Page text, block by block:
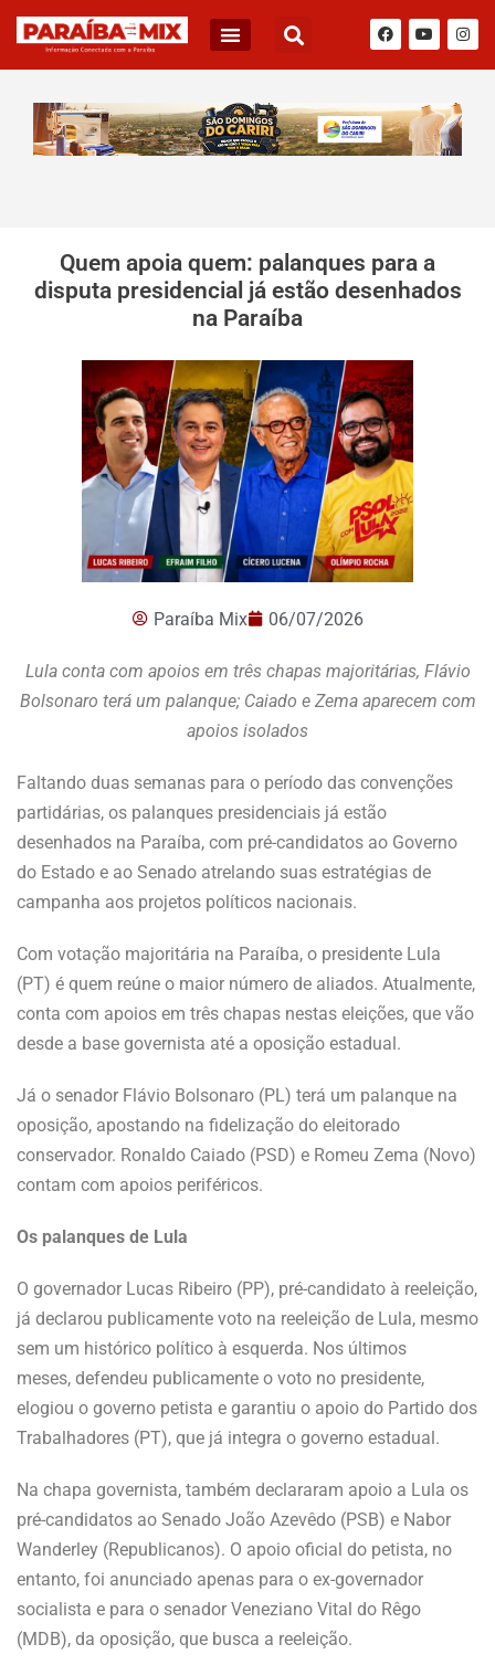
Quem apoia quem: palanques para a
disputa presidencial já estão desenhados
na Paraíba
Paraíba Mix 06/07/2026
Lula conta com apoios em três chapas majoritárias, Flávio
Bolsonaro terá um palanque; Caiado e Zema aparecem com
apoios isolados
Faltando duas semanas para o período das convenções
partidárias, os palanques presidenciais já estão
desenhados na Paraíba, com pré-candidatos ao Governo
do Estado e ao Senado atrelando suas estratégias de
campanha aos projetos políticos nacionais.
Com votação majoritária na Paraíba, o presidente Lula
(PT) é quem reúne o maior número de aliados. Atualmente,
conta com apoios em três chapas nestas eleições, que vão
desde a base governista até a oposição estadual.
Já o senador Flávio Bolsonaro (PL) terá um palanque na
oposição, apostando na fidelização do eleitorado
conservador. Ronaldo Caiado (PSD) e Romeu Zema (Novo)
contam com apoios periféricos.
Os palanques de Lula
O governador Lucas Ribeiro (PP), pré-candidato à reeleição,
já declarou publicamente voto na reeleição de Lula, mesmo
sem um histórico político à esquerda. Nos últimos
meses, defendeu publicamente o voto no presidente,
elogiou o governo petista e garantiu o apoio do Partido dos
Trabalhadores (PT), que já integra o governo estadual.
Na chapa governista, também declararam apoio a Lula os
pré-candidatos ao Senado João Azevêdo (PSB) e Nabor
Wanderley (Republicanos). O apoio oficial do petista, no
entanto, foi anunciado apenas para o ex-governador
socialista e para o senador Veneziano Vital do Rêgo
(MDB), da oposição, que busca a reeleição.